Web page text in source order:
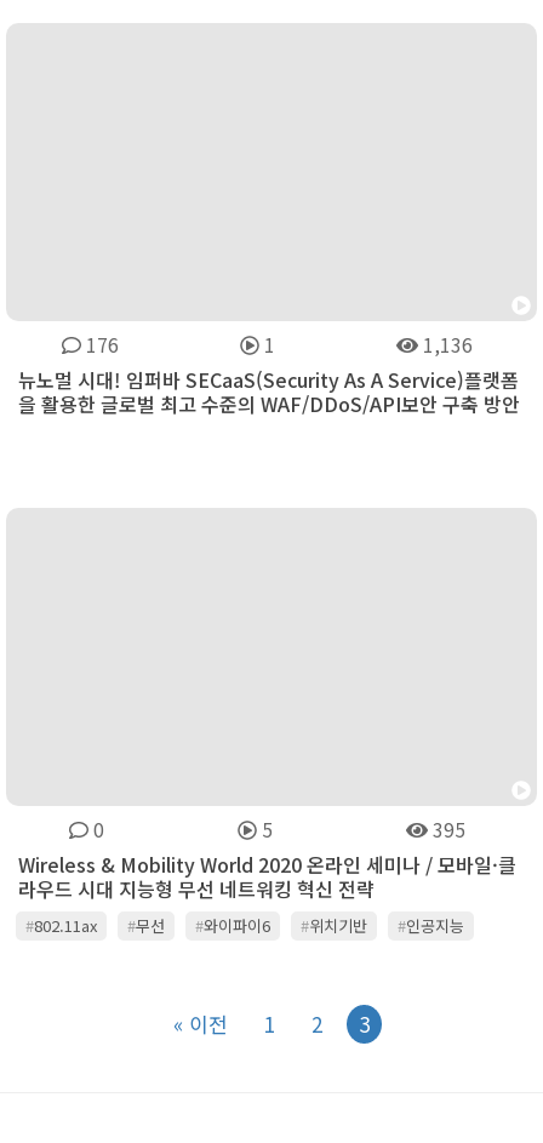
176 1
1,136
뉴노멀 시대! 임퍼바 SECaaS(Security As A Service)플랫폼
을 활용한 글로벌 최고 수준의 WAF/DDoS/API보안 구축 방안
0 5
395
Wireless & Mobility World 2020 온라인 세미나 / 모바일·클
라우드 시대 지능형 무선 네트워킹 혁신 전략
#802.11ax #무선 #와이파이6 #위치기반 #인공지능
« 이전 1 2 3